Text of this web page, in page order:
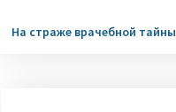
На страже врачебной тайны